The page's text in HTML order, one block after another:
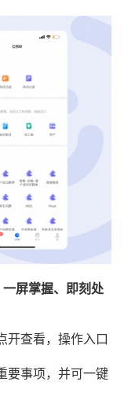
屏掌握、即刻处
开查看，操作入口
要事项，并可一键